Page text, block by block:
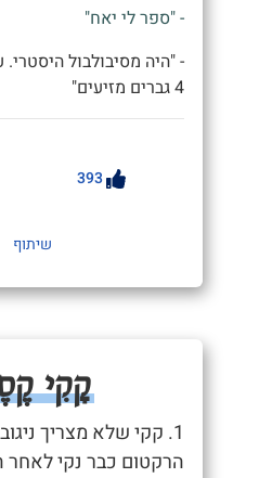
- "ספר לי יאח"
- "היה מסיבולבול
4 גברים מזיעים"
393
שיתוף
קָקִי
1. קקי שלא מצריך
הרקטום כבר נקי